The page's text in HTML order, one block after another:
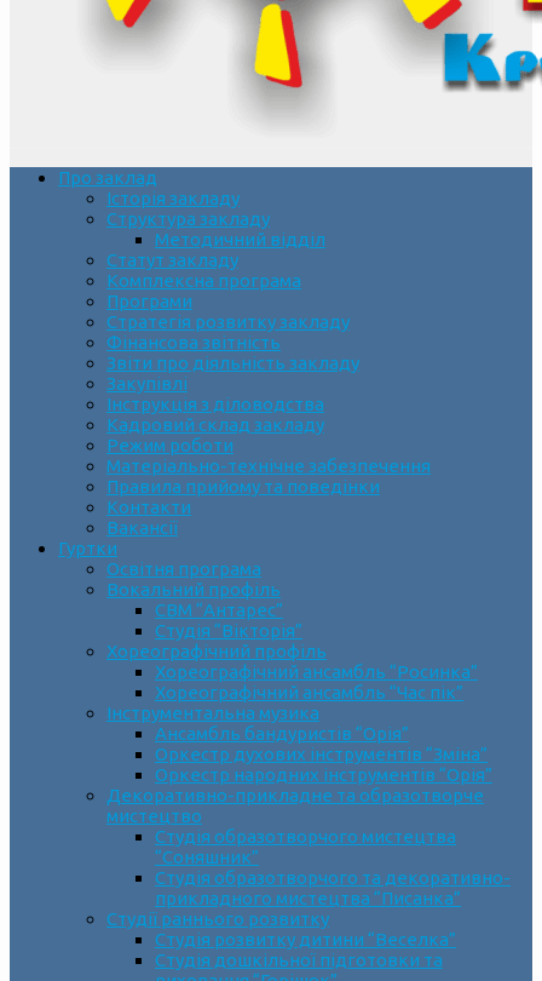
Про заклад
Історія закладу
Структура закладу
Методичний відділ
Статут закладу
Комплексна програма
Програми
Стратегія розвитку закладу
Фінансова звітність
Звіти про діяльність закладу
Закупівлі
Інструкція з діловодства
Кадровий склад закладу
Режим роботи
Матеріально-технічне забезпечення
Правила прийому та поведінки
Контакти
Вакансії
Гуртки
Освітня програма
Вокальний профіль
СВМ “Антарес”
Студія “Вікторія”
Хореографічний профіль
Хореографічний ансамбль “Росинка”
Хореографічний ансамбль “Час пік”
Інструментальна музика
Ансамбль бандуристів “Орія”
Оркестр духових інструментів “Зміна”
Оркестр народних інструментів “Орія”
Декоративно-прикладне та образотворче
мистецтво
Cтудія образотворчого мистецтва
“Соняшник”
Студія образотворчого та декоративно-
прикладного мистецтва “Писанка”
Студії раннього розвитку
Студія розвитку дитини “Веселка”
Студія дошкільної підготовки та